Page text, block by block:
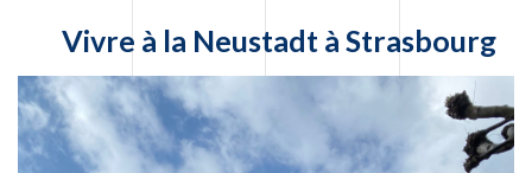
Vivre à la Neustadt à Strasbourg